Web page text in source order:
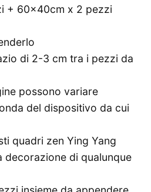
+ 60x40cm x 2 pezzi
di 2-3 cm tra i pezzi da
possono variare
del dispositivo da cui
quadri zen Ying Yang
decorazione di qualunque